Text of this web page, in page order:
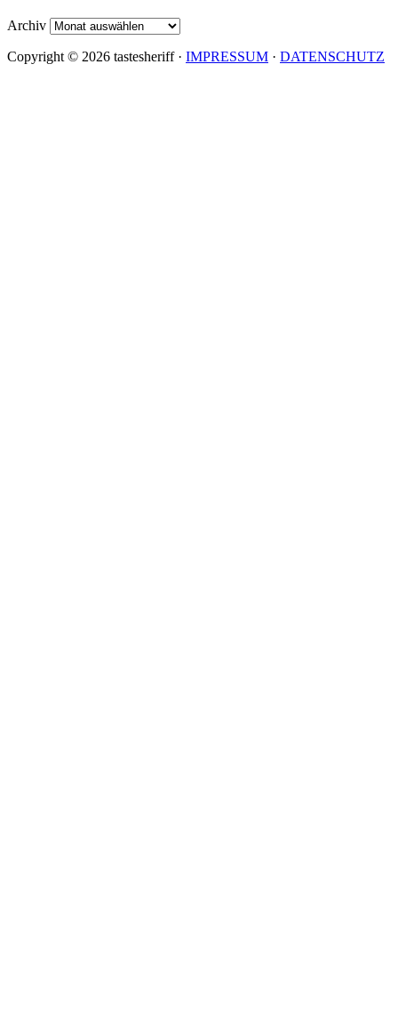
Archiv
Copyright © 2026 tastesheriff · IMPRESSUM · DATENSCHUTZ